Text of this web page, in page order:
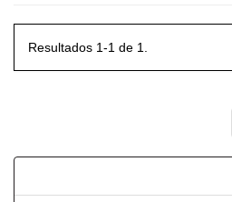
Resultados 1-1 de 1.